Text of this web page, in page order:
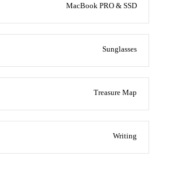
MacBook PRO & SSD
Sunglasses
Treasure Map
Writing